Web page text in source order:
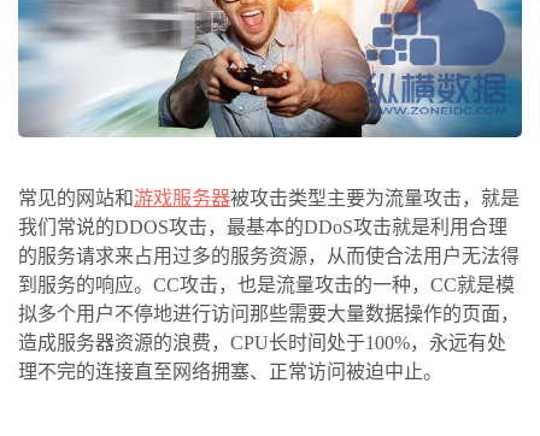
常见的网站和游戏服务器被攻击类型主要为流量攻击，就是
我们常说的DDOS攻击，最基本的DDoS攻击就是利用合理
的服务请求来占用过多的服务资源，从而使合法用户无法得
到服务的响应。CC攻击，也是流量攻击的一种，CC就是模
拟多个用户不停地进行访问那些需要大量数据操作的页面，
造成服务器资源的浪费，CPU长时间处于100%，永远有处
理不完的连接直至网络拥塞、正常访问被迫中止。